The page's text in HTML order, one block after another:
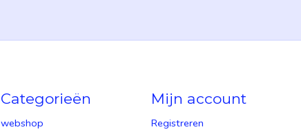
Categorieën
webshop
Mijn account
Registreren